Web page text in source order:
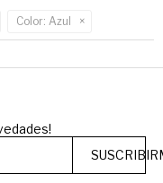
Color: Azul